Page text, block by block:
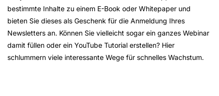
bestimmte Inhalte zu einem E-Book oder Whitepaper und
bieten Sie dieses als Geschenk für die Anmeldung Ihres
Newsletters an. Können Sie vielleicht sogar ein ganzes Webinar
damit füllen oder ein YouTube Tutorial erstellen? Hier
schlummern viele interessante Wege für schnelles Wachstum.